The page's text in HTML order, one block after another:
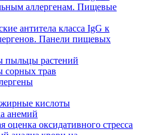
аллергенам. Пищевые
антитела класса IgG к
Панели пищевых
пыльцы растений
сорных трав
кислоты
анемий
оценка оксидативного стресса